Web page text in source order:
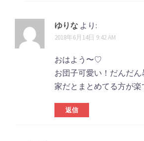
ゆりな より:
2018年6月14日 9:42 AM
おはよう〜♡
お団子可愛い！だんだ
家だとまとめてる方が楽
返信